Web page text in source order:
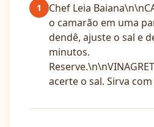
1
Chef Leia
o camarão em uma
dendê, ajuste o sal e
minutos.
acerte o sal. Sirva